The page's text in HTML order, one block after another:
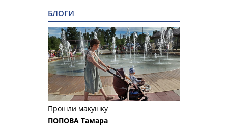
БЛОГИ
Прошли макушку
ПОПОВА Тамара